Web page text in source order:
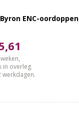
ENC-oordoppen
overleg.
werkdagen.